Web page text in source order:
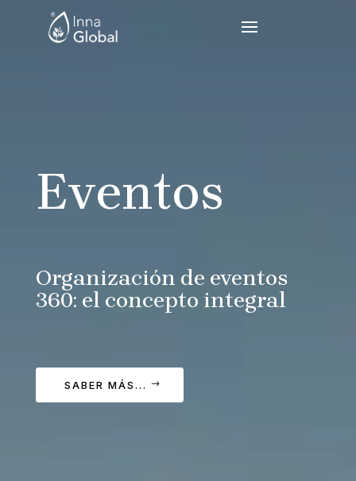
Eventos
Organización de eventos
360: el concepto integral
SABER MÁS...